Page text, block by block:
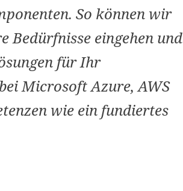
So können wir
eingehen und
für Ihr
Microsoft Azure, AWS
wie ein fundiertes